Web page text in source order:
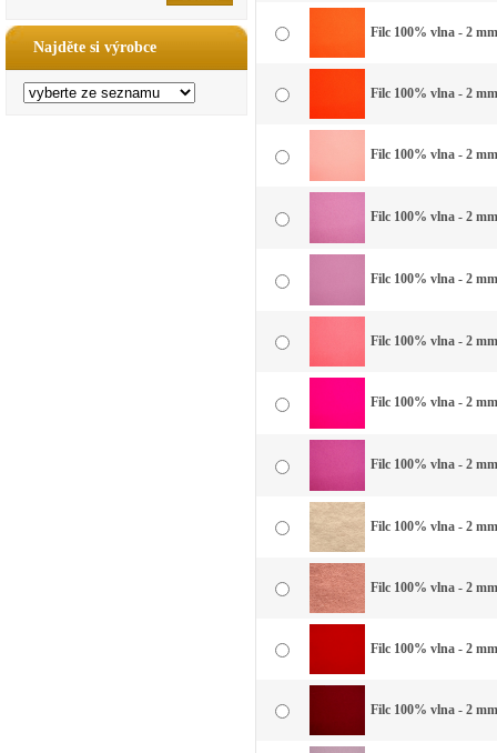
Najděte si výrobce
Filc 100% vlna - 2
Filc 100% vlna - 2
Filc 100% vlna - 2
Filc 100% vlna - 2
Filc 100% vlna - 2
Filc 100% vlna - 2
Filc 100% vlna - 2
Filc 100% vlna - 2
Filc 100% vlna - 2
Filc 100% vlna - 2
Filc 100% vlna - 2
Filc 100% vlna - 2